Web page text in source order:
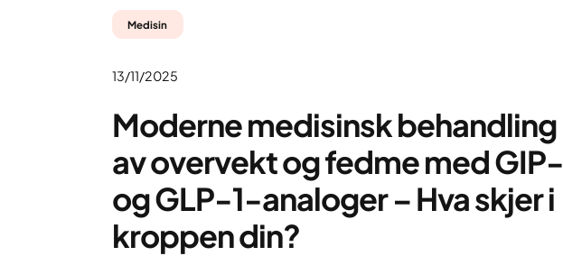
Medisin
13/11/2025
Moderne medisinsk behandling
av overvekt og fedme med GIP-
og GLP-1-analoger – Hva skjer i
kroppen din?